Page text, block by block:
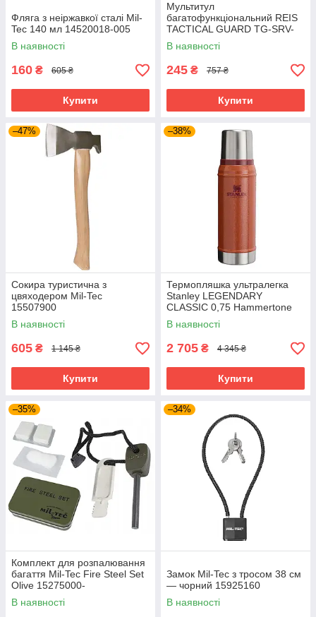
Фляга з неіржавкої сталі Mil-
Tec 140 мл 14520018-005
В наявності
160 ₴ 605 ₴
Купити
Мультитул
багатофункціональний REIS
TACTICAL GUARD TG-SRV-
MFKP-R SB сіро-чорний
В наявності
245 ₴ 757 ₴
Купити
–47%
Сокира туристична з
цвяходером Mil-Tec
15507900
В наявності
605 ₴ 1 145 ₴
Купити
–38%
Термопляшка ультралегка
Stanley LEGENDARY
CLASSIC 0,75 Hammertone
Clay 10-01612-065
В наявності
2 705 ₴ 4 345 ₴
Купити
–35%
Комплект для розпалювання
багаття Mil-Tec Fire Steel Set
Olive 15275000-
В наявності
–34%
Замок Mil-Tec з тросом 38 см
— чорний 15925160
В наявності